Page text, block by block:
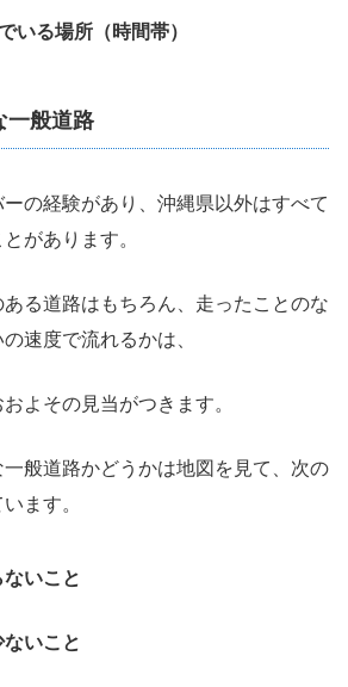
いる場所（時間帯）
一般道路
の経験があり、沖縄県以外はすべて
があります。
る道路はもちろん、走ったことのな
速度で流れるかは、
よその見当がつきます。
般道路かどうかは地図を見て、次の
ます。
ないこと
ないこと